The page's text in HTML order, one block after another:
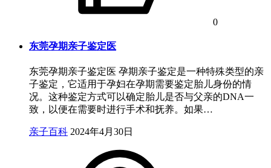
0
东莞孕期亲子鉴定医
东莞孕期亲子鉴定医 孕期亲子鉴定是一种特殊类型的亲
子鉴定，它适用于孕妇在孕期需要鉴定胎儿身份的情
况。这种鉴定方式可以确定胎儿是否与父亲的DNA一
致，以便在需要时进行手术和抚养。如果…
亲子百科 2024年4月30日